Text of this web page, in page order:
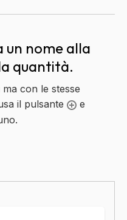
un nome alla
quantità.
con le stesse
il pulsante
e